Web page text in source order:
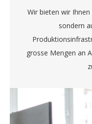
Wir bieten wir
sondern
grosse Mengen an